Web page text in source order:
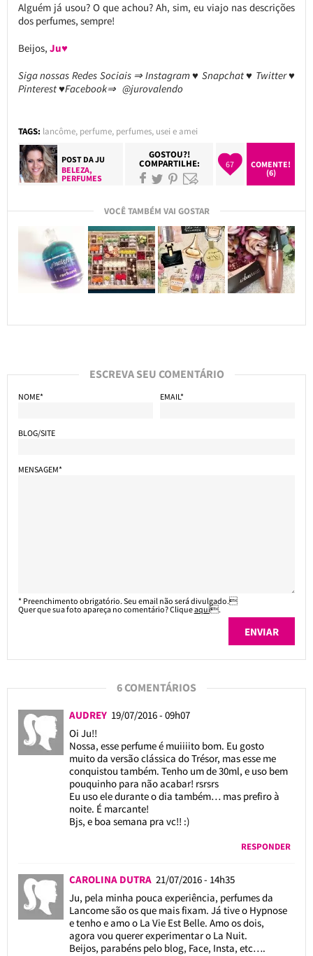
Alguém já usou? O que achou? Ah, sim, eu viajo nas descrições
dos perfumes, sempre!
Beijos, Ju♥
Siga nossas Redes Sociais ⇒ Instagram ♥ Snapchat ♥ Twitter ♥
Pinterest ♥Facebook⇒ @jurovalendo
TAGS: lancôme, perfume, perfumes, usei e amei
POST DAJU
BELEZA,
PERFUMES
GOSTOU?!
COMPARTILHE: 67
COMENTE!
(6)
VOCÊ TAMBÉM VAI GOSTAR
ESCREVA SEU COMENTÁRIO
NOME* EMAIL*
BLOG/SITE
MENSAGEM*
* Preenchimento obrigatório. Seu email não será divulgado.
Quer que sua foto apareça no comentário? Cliqueaqui.
6 COMENTÁRIOS
AUDREY 19/07/2016 - 09h07
Oi Ju!!
Nossa, esse perfume é muiiiito bom. Eu gosto
muito da versão clássica do Trésor, mas esse me
conquistou também. Tenho um de 30ml, e uso bem
pouquinho para não acabar! rsrsrs
Eu uso ele durante o dia também… mas prefiro à
noite. É marcante!
Bjs, e boa semana pra vc!! :)
RESPONDER
CAROLINA DUTRA 21/07/2016 - 14h35
Ju, pela minha pouca experiência, perfumes da
Lancome são os que mais fixam. Já tive o Hypnose
e tenho e amo o La Vie Est Belle. Amo os dois,
agora vou querer experimentar o La Nuit.
Beijos, parabéns pelo blog, Face, Insta, etc….